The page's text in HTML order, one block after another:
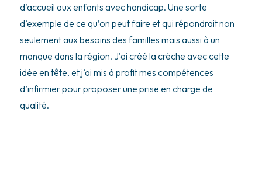
d’accueil aux enfants avec handicap. Une sorte
d’exemple de ce qu’on peut faire et qui répondrait non
seulement aux besoins des familles mais aussi à un
manque dans la région. J’ai créé la crèche avec cette
idée en tête, et j’ai mis à profit mes compétences
d’infirmier pour proposer une prise en charge de
qualité.